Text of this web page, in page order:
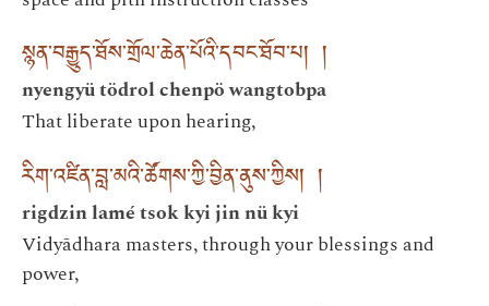
སྙན་བརྒྱུད་ཐོས་གྲོལ་ཆེན་པོའི་དབང་ཐོབ་པ། །
nyengyü tödrol chenpö wangtobpa
That liberate upon hearing,
རིག་འཛིན་བླ་མའི་ཚོགས་ཀྱི་བྱིན་ནུས་ཀྱིས། །
rigdzin lamé tsok kyi jin nü kyi
Vidyādhara masters, through your blessings and
power,